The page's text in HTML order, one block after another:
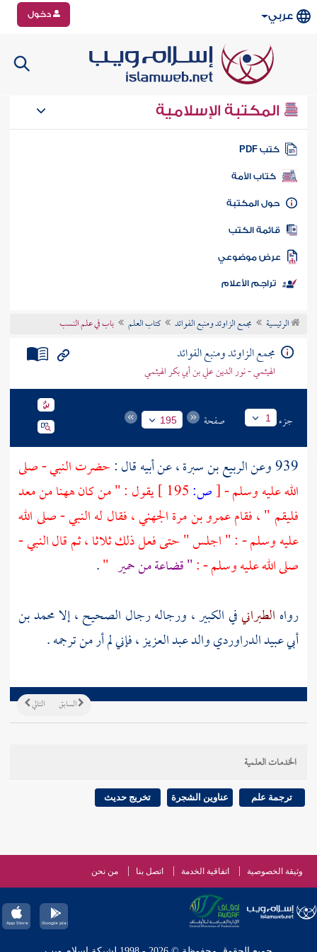
عربي دخول
المكتبة الإسلامية
كتب PDF
كتاب الأمة
المكتبة
الكتب
موضوعي
تراجم الأعلام
الرئيسية مجمع الزاوئد ومنبع الفوائد كتاب العلم باب في علم النسب
مجمع الزاوئد ومنبع الفوائد
الهيثمي - نور الدين علي بن أبي بكر الهيثمي
جزء 1 صفحة 195
939 وعن الربيع بن سبرة، عن أبيه قال :حضرت النبي - صلى
الله عليه وسلم -[ص: يقول : " من كان ههنا منمعد
فليقم " ، فقامعمرو بن مرة الجهني، فقال له النبي - صلى الله
عليه وسلم - : " اجلس " حتى فعل ذلك ثلاثا ، ثم قال النبي -
صلى الله عليه وسلم - :"قضاعةمنحمير "
.
رواه الطبرانيفي الكبير ، ورجاله رجال الصحيح ، إلامحمد بن
أبي عبيد الدراورديوالدعبد العزيز، فإني لم أر من ترجمه .
التالي السابق
الخدمات العلمية
ترجمة علم عناوين الشجرة تخريج حديث
وثيقة الخصوصية اتفاقية الخدمة اتصل بنا من نحن